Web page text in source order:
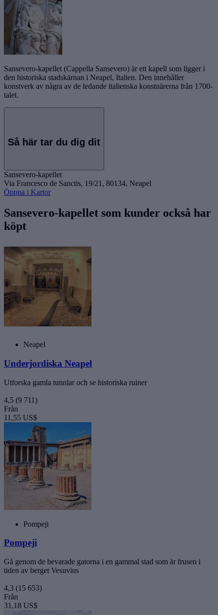
Sansevero-kapellet (Cappella Sansevero) är ett kapell som ligger i
den historiska stadskärnan i Neapel, Italien. Den innehåller
konstverk av några av de ledande italienska konstnärerna från 1700-
talet.
Så här tar du dig dit
Sansevero-kapellet
Via Francesco de Sanctis, 19/21, 80134, Neapel
Öppna i Kartor
Sansevero-kapellet som kunder också har
köpt
Neapel
Underjordiska Neapel
Utforska gamla tunnlar och se historiska ruiner
4,5 (9 711)
Från
11,55 US$
Pompeji
Pompeji
Gå genom de bevarade gatorna i en gammal stad som är frusen i
tiden av berget Vesuvius
4,3 (15 653)
Från
31,18 US$